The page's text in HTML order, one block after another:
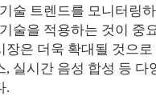
술 트렌드를 모니터링
술을 적용하는 것이 중
장은 더욱 확대될 것으로
, 실시간 음성 합성 등 다
.